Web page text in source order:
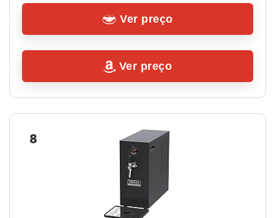
Ver preço
Ver preço
8